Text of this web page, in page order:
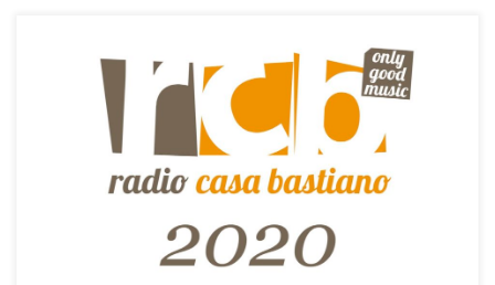
Con la pubblicazione di questa Top 25 del 2020 riprendo una
bella tradizione abbandonata non so neanche perché nel 2013
che, tramite la creazione di una playlist smart nella libreria di
Musica, mostra la lista dei 25 brani più ascoltati a Casa Bastiano tra